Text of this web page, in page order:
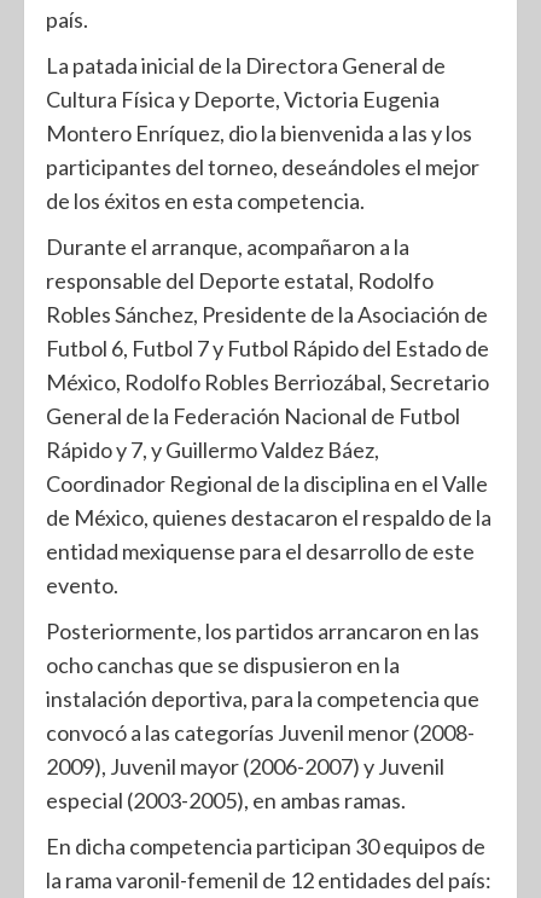
país.
La patada inicial de la Directora General de
Cultura Física y Deporte, Victoria Eugenia
Montero Enríquez, dio la bienvenida a las y los
participantes del torneo, deseándoles el mejor
de los éxitos en esta competencia.
Durante el arranque, acompañaron a la
responsable del Deporte estatal, Rodolfo
Robles Sánchez, Presidente de la Asociación de
Futbol 6, Futbol 7 y Futbol Rápido del Estado de
México, Rodolfo Robles Berriozábal, Secretario
General de la Federación Nacional de Futbol
Rápido y 7, y Guillermo Valdez Báez,
Coordinador Regional de la disciplina en el Valle
de México, quienes destacaron el respaldo de la
entidad mexiquense para el desarrollo de este
evento.
Posteriormente, los partidos arrancaron en las
ocho canchas que se dispusieron en la
instalación deportiva, para la competencia que
convocó a las categorías Juvenil menor (2008-
2009), Juvenil mayor (2006-2007) y Juvenil
especial (2003-2005), en ambas ramas.
En dicha competencia participan 30 equipos de
la rama varonil-femenil de 12 entidades del país: